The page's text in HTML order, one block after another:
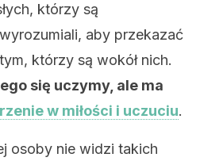
którzy są
aby przekazać
którzy są wokół nich.
się uczymy, ale ma
w miłości i uczuciu.
osoby nie widzi takich